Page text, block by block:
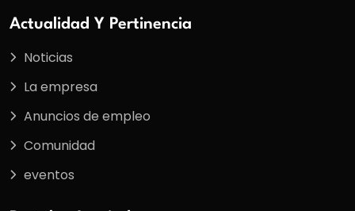
Actualidad Y Pertinencia
Noticias
La empresa
Anuncios de empleo
Comunidad
eventos